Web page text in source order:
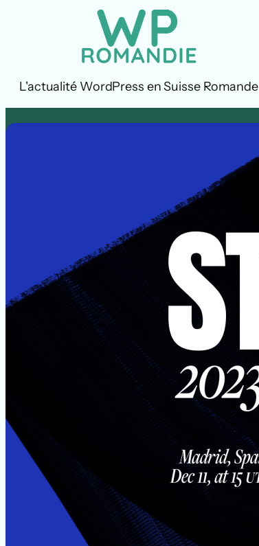
L'actualité WordPress en Suisse Romande